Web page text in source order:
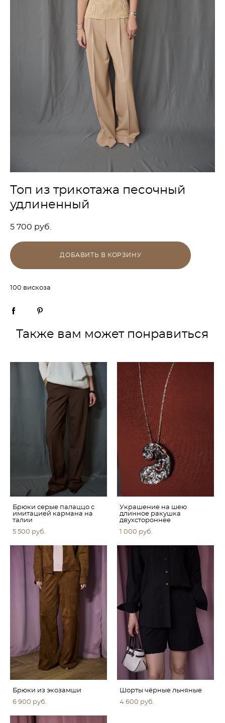
Топ из трикотажа песочный
удлиненный
5 700 pуб.
ДОБАВИТЬ В КОРЗИНУ
100 вискоза
Также вам может понравиться
Брюки серые палаццо с
имитацией кармана на
талии
5 500 pуб.
Украшение на шею
длинное ракушка
двухстороннее
1 000 pуб.
Брюки из экозамши
6 900 pуб.
Шорты чёрные льняные
4 600 pуб.